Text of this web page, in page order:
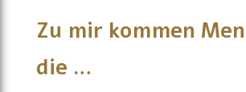
Zu mir kommen
die …